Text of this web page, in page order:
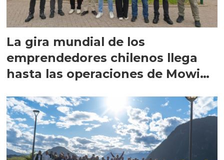
La gira mundial de los
emprendedores chilenos llega
hasta las operaciones de Mowi